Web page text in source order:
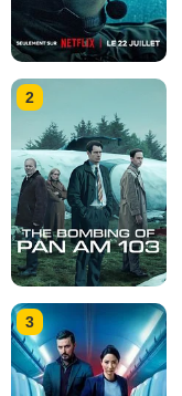
2
3